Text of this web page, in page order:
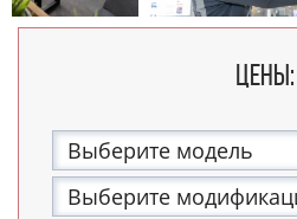
цены:
Выберите модель
Выберите